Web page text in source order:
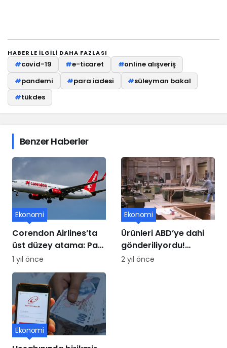
HABERLE ILGILI DAHA FAZLASI
#covid-19 #e-ticaret #online alışveriş
#pandemi #para iadesi #süleyman bakal
#tükdes
Benzer Haberler
Corendon Airlines’ta
üst düzey atama: Paul
Schwaiger yeni CCO
oldu
Ekonomi
1 yıl önce
Ürünleri ABD’ye dahi
gönderiliyordu!
Mobilya üssü iflasın
Ekonomi
2 yıl önce
Ekonomi